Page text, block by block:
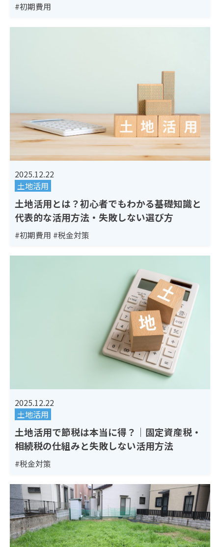
#初期費用
2025.12.22
土地活用
土地活用とは？初心者でもわかる基礎知識と
代表的な活用方法・失敗しない選び方
#初期費用 #税金対策
2025.12.22
土地活用
土地活用で節税は本当に得？｜固定資産税・
相続税の仕組みと失敗しない活用方法
#税金対策